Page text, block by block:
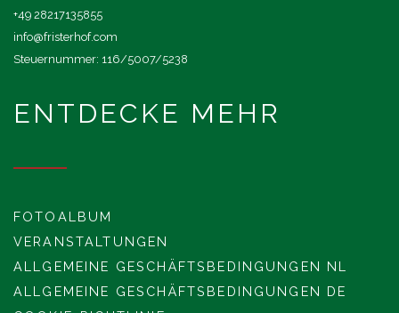
+49 28217135855
info@fristerhof.com
Steuernummer: 116/5007/5238
ENTDECKE MEHR
FOTOALBUM
VERANSTALTUNGEN
ALLGEMEINE GESCHÄFTSBEDINGUNGEN NL
ALLGEMEINE GESCHÄFTSBEDINGUNGEN DE